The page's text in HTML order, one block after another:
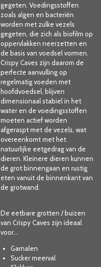
gegeten. Voedingsstoffen
zoals algen en bacteriën
worden met zulke vezels
gegeten, die zich als biofilm op
oppervlakken neerzetten en
de basis van voedsel vormen.
Crispy Caves zijn daarom de
perfecte aanvulling op
regelmatig voeden met
hoofdvoedsel, blijven
dimensionaal stabiel in het
water en de voedingsstoffen
moeten actief worden
afgeraspt met de vezels, wat
overeenkomt met het
natuurlijke eetgedrag van de
dieren. Kleinere dieren kunnen
de grot binnengaan en rustig
eten vanuit de binnenkant van
de grotwand.
De eetbare grotten / buizen
van Crispy Caves zijn ideaal
voor...
Garnalen
Sucker meerval